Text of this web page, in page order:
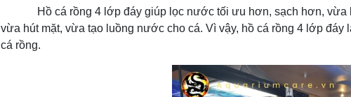
Hồ cá rồng 4 lớp đáy giúp lọc nước tối ưu hơn, sạch hơn, vừa
vừa hút mặt, vừa tạo luồng nước cho cá. Vì vậy, hồ cá rồng 4 lớp
cá rồng.